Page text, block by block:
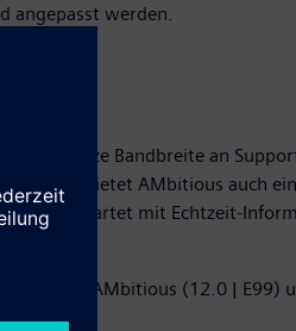
angepasst werden.
eine ganze Bandbreite an
Metall, bietet AMbitious auch
kann, wartet mit Echtzeit-
D41) und AMbitious (12.0 | E99)